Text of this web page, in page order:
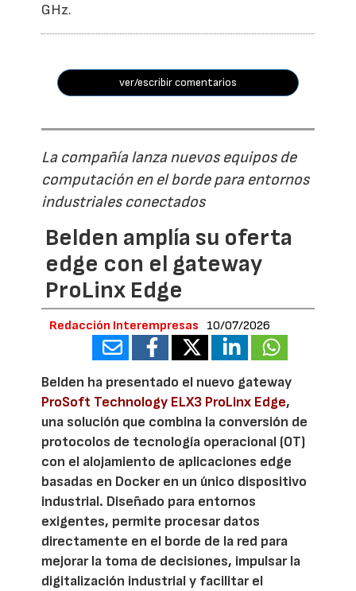
GHz.
ver/escribir comentarios
La compañía lanza nuevos equipos de
computación en el borde para entornos
industriales conectados
Belden amplía su oferta
edge con el gateway
ProLinx Edge
Redacción Interempresas 10/07/2026
Belden ha presentado el nuevo gateway
ProSoft Technology ELX3 ProLinx Edge,
una solución que combina la conversión de
protocolos de tecnología operacional (OT)
con el alojamiento de aplicaciones edge
basadas en Docker en un único dispositivo
industrial. Diseñado para entornos
exigentes, permite procesar datos
directamente en el borde de la red para
mejorar la toma de decisiones, impulsar la
digitalización industrial y facilitar el